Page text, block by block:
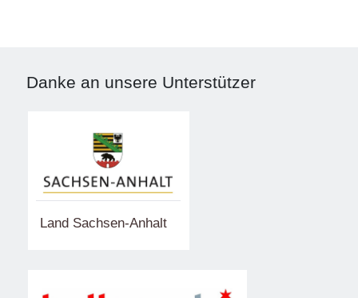
Danke an unsere Unterstützer
Land Sachsen-Anhalt